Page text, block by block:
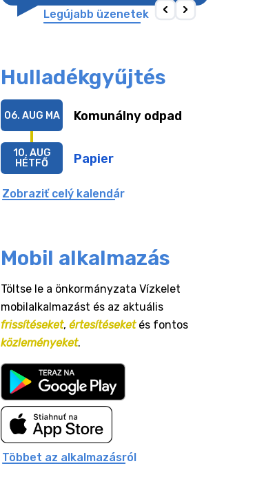
Legújabb üzenetek
Hulladékgyűjtés
Komunálny odpad
06. AUG MA
Papier
10. AUG
HÉTFŐ
Zobraziť celý kalendár
Mobil alkalmazás
Töltse le a önkormányzata Vízkelet
mobilalkalmazást és az aktuális
frissítéseket, értesítéseketés fontos
közleményeket.
Többet az alkalmazásról